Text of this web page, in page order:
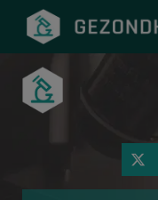
Onderwerpen